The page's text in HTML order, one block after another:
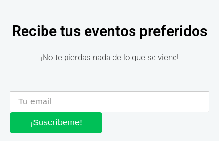
Recibe tus eventos preferidos
¡No te pierdas nada de lo que se viene!
¡Suscríbeme!